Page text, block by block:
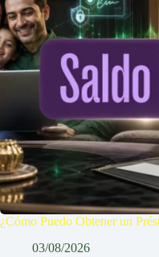
¿Cómo Puedo Obtener un
03/08/2026